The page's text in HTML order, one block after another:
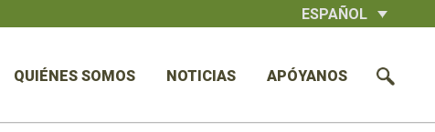
ESPAÑOL
QUIÉNES SOMOS NOTICIAS APÓYANOS